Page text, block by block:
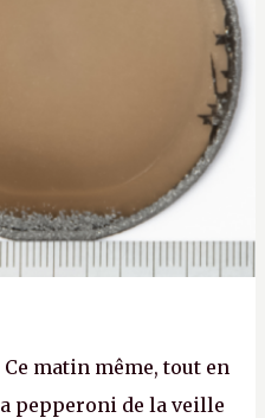
pour se connecter au
- Crédit photo : Pexels -
matin même, tout en
pepperoni de la veille